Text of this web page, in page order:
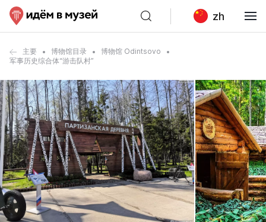
zh
主要 博物馆目录
博物馆 Odintsovo
军事历史综合体“游击队村”